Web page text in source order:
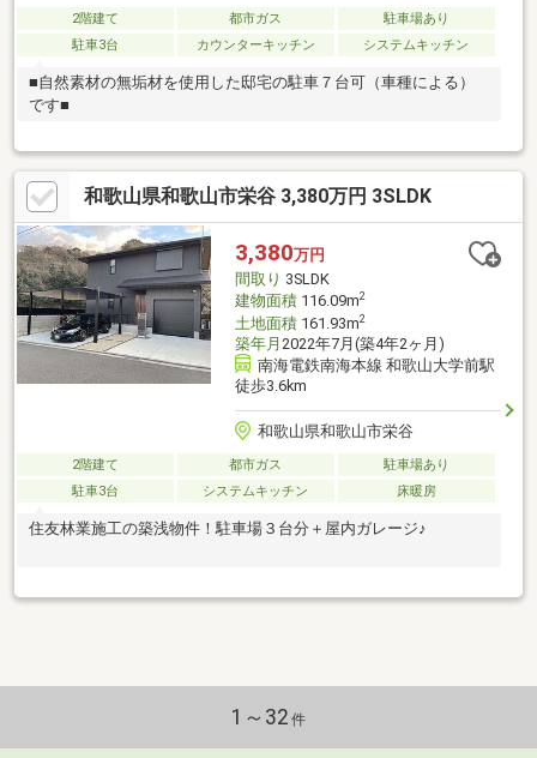
2階建て 都市ガス
駐車場あり
駐車3台
カウンターキッチン システムキッチン
■自然素材の無垢材を使用した邸宅の駐車７台可（車種による）
です■
和歌山県和歌山市栄谷 3,380万円 3SLDK
3,380万円
間取り 3SLDK
建物面積116.09m2
土地面積161.93m2
築年月 2022年7月(築4年2ヶ月)
南海電鉄南海本線 和歌山大学前駅
徒歩3.6km
和歌山県和歌山市栄谷
2階建て 都市ガス
駐車場あり
駐車3台
システムキッチン 床暖房
住友林業施工の築浅物件！駐車場３台分＋屋内ガレージ♪
1～32 件